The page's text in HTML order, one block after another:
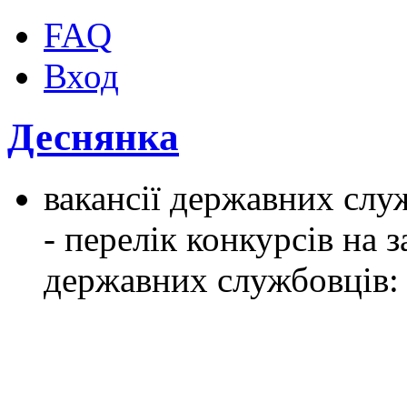
FAQ
Вход
Деснянка
вакансії державних
- перелік конкурсів на
державних службовців: